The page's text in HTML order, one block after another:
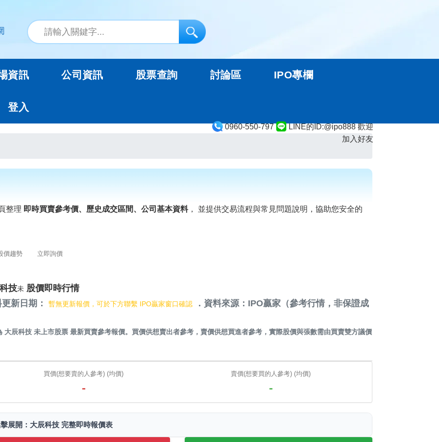
0960-550-797
LINE的ID:@ipo888 歡迎
加入好友
資訊 公司資訊 股票查詢 討論區 IPO專欄
登入
整理 即時買賣參考價、歷史成交區間、公司基本資料， 並提供交易流程與常見問題說明，協助您安全的
價趨勢 立即詢價
技未 股價即時行情
更新日期：暫無更新報價，可於下方聯繫 IPO贏家窗口確認
．資料來源：IPO贏家（參考行情，非保證成
大辰科技 未上市股票 最新買賣參考報價。買價供想賣出者參考，賣價供想買進者參考，實際股價與張數需由買賣雙方議價
買價(想要賣的人參考) (均價)
-
賣價(想要買的人參考) (均價)
-
展開：大辰科技 完整即時報價表